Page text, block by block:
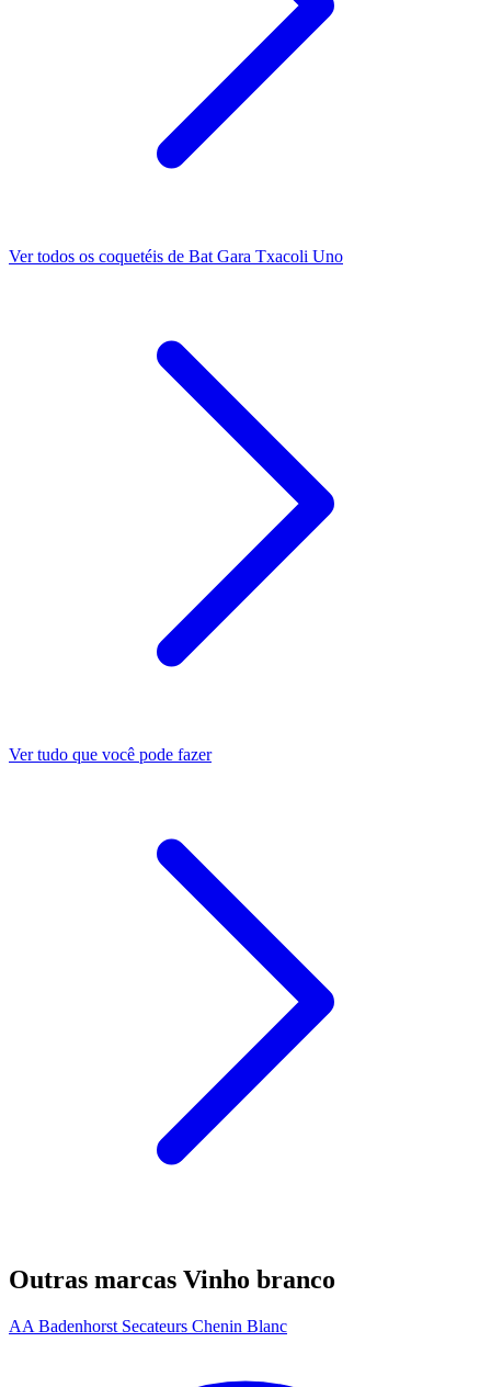
Ver todos os coquetéis de Bat Gara Txacoli Uno
Ver tudo que você pode fazer
Outras marcas Vinho branco
AA Badenhorst Secateurs Chenin Blanc